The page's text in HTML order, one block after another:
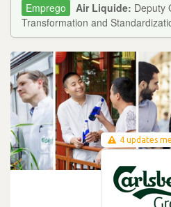
Air Liquide: Deputy
Transformation and
4 updates